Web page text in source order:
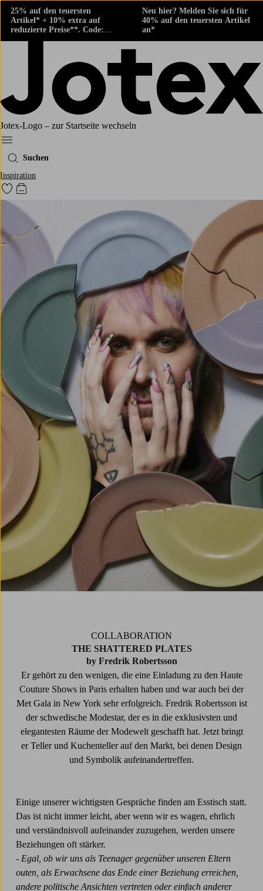
25% auf den teuersten
Artikel* + 10% extra auf
reduzierte Preise**. Code:
424882
Neu hier? Melden Sie sich für
40% auf den teuersten Artikel
an*
Jotex-Logo – zur Startseite wechseln
Ellos‘ Menü
Suchen
Inspiration
Zu den als Favoriten markierten Produkten gehen
Zum Warenkorb
COLLABORATION
THE SHATTERED PLATES
by Fredrik Robertsson
Er gehört zu den wenigen, die eine Einladung zu den Haute
Couture Shows in Paris erhalten haben und war auch bei der
Met Gala in New York sehr erfolgreich. Fredrik Robertsson ist
der schwedische Modestar, der es in die exklusivsten und
elegantesten Räume der Modewelt geschafft hat. Jetzt bringt
er Teller und Kuchenteller auf den Markt, bei denen Design
und Symbolik aufeinandertreffen.
Einige unserer wichtigsten Gespräche finden am Esstisch statt.
Das ist nicht immer leicht, aber wenn wir es wagen, ehrlich
und verständnisvoll aufeinander zuzugehen, werden unsere
Beziehungen oft stärker.
- Egal, ob wir uns als Teenager gegenüber unseren Eltern
outen, als Erwachsene das Ende einer Beziehung erreichen,
andere politische Ansichten vertreten oder einfach anderer